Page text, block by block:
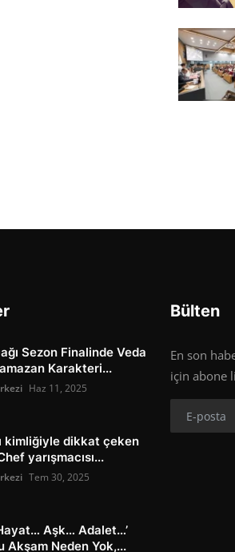
Sezon Finalinde Veda
Karakteri...
Haz 11, 2025
kimliğiyle dikkat çeken
yarışmacısı...
Tem 30, 2025
Aşk… Adalet…’
Akşam Neden Yok,...
Bülten
En son
için abone